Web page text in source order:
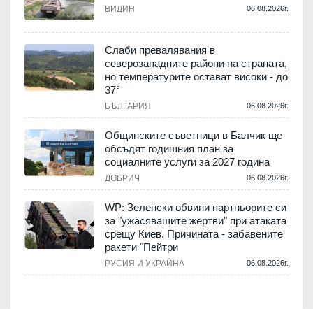
ВИДИН 06.08.2026г.
Слаби превалявания в
северозападните райони на страната,
но температурите остават високи - до
37°
БЪЛГАРИЯ 06.08.2026г.
Общинските съветници в Балчик ще
обсъдят годишния план за
социалните услуги за 2027 година
ДОБРИЧ 06.08.2026г.
WP: Зеленски обвини партньорите си
за "ужасяващите жертви" при атаката
срещу Киев. Причината - забавените
ракети "Пейтри
РУСИЯ И УКРАЙНА 06.08.2026г.